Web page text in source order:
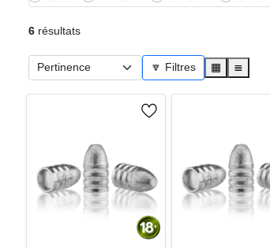
6 résultats
🔽 Filtres ▦ ≣